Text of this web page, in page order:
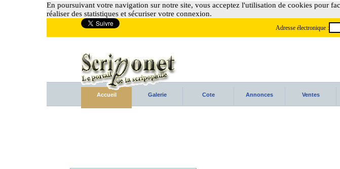
En poursuivant votre navigation sur notre site, vous acceptez l'utilisation de cookies pour
réaliser des statistiques et sécuriser votre connexion.
Adresse électronique :
Accueil Galerie Cote Annonces Ventes